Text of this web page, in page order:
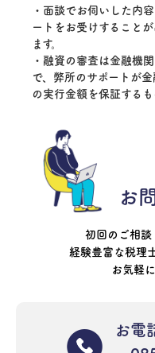
・面談でお伺いした内
ートをお受けすること
ます。
・融資の審査は金融機
で、弊所のサポートが
の実行金額を保証する
お
初回のご相談
経験豊富な税理
お気軽
お電